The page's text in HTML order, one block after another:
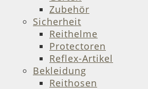
Zubehör
Sicherheit
Reithelme
Protectoren
Reflex-Artikel
Bekleidung
Reithosen